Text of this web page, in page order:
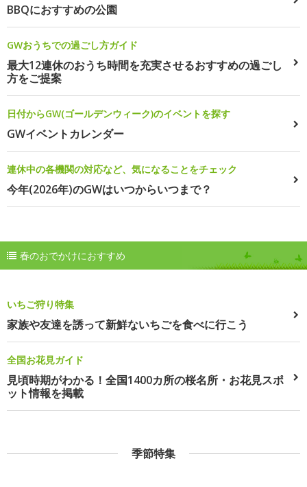
BBQにおすすめの公園
GWおうちでの過ごし方ガイド
最大12連休のおうち時間を充実させるおすすめの過ごし
方をご提案
日付からGW(ゴールデンウィーク)のイベントを探す
GWイベントカレンダー
連休中の各機関の対応など、気になることをチェック
今年(2026年)のGWはいつからいつまで？
春のおでかけにおすすめ
いちご狩り特集
家族や友達を誘って新鮮ないちごを食べに行こう
全国お花見ガイド
見頃時期がわかる！全国1400カ所の桜名所・お花見スポ
ット情報を掲載
季節特集